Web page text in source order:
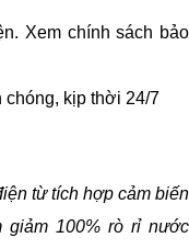
gia đình Do Tổng
Công nghệ cấp.
đạt quy chuẩn của
feacal, Pseudomonas
sulfit, đảm bảo an
Xem chính sách bảo
chóng, kịp thời 24/7
từ tích hợp cảm biến
giảm 100% rò rỉ nước